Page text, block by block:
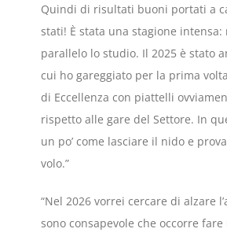
Quindi di risultati buoni portati a
stati! È stata una stagione intensa:
parallelo lo studio. Il 2025 è stato
cui ho gareggiato per la prima
di Eccellenza con piattelli
rispetto alle gare del Settore. In
un po’ come lasciare il nido e
volo.”
“Nel 2026 vorrei cercare di alzare
sono consapevole che occorre